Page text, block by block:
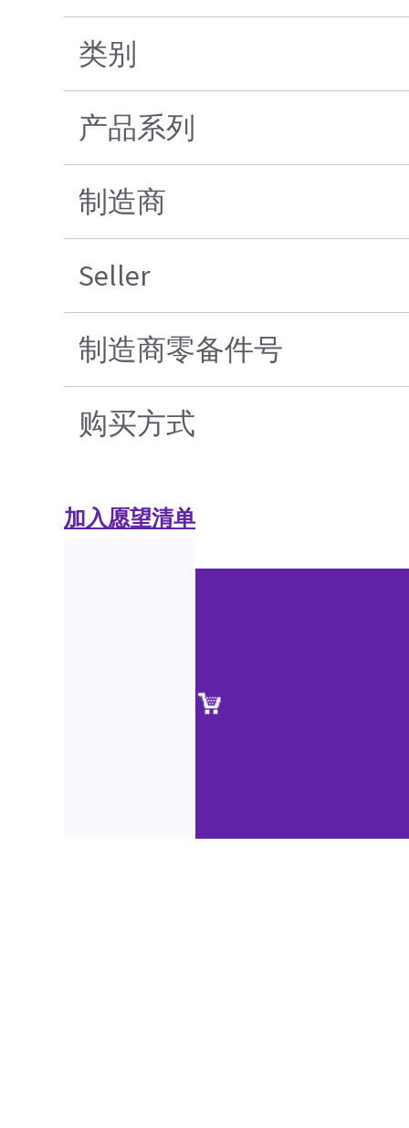
类别
产品系列
制造商
Seller
制造商零备件号
购买方式
加入愿望清单